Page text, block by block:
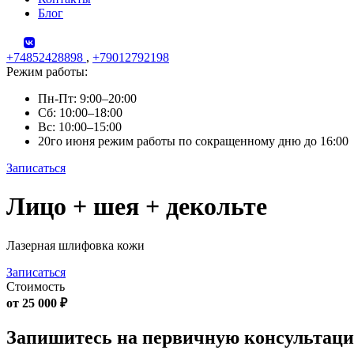
Блог
+74852428898 , +79012792198
Режим работы:
Пн-Пт: 9:00–20:00
Сб: 10:00–18:00
Вс: 10:00–15:00
20го июня режим работы по сокращенному дню до 16:00
Записаться
Skip
to
Лицо + шея + декольте
Лазерная шлифовка кожи
Записаться
Стоимость
от 25 000 ₽
Запишитесь на первичную